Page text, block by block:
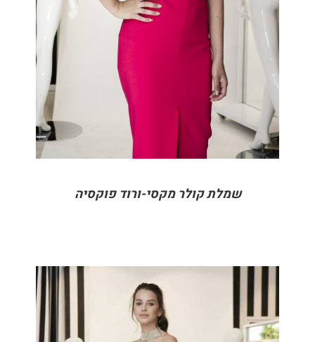
שמלת קולר מקסי-ורוד פוקסיה